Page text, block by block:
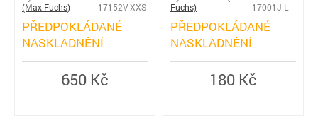
(Max Fuchs)
17152V-XXS
PŘEDPOKLÁDANÉ
NASKLADNĚNÍ
650 Kč
Fuchs)
17001J-L
PŘEDPOKLÁDANÉ
NASKLADNĚNÍ
180 Kč